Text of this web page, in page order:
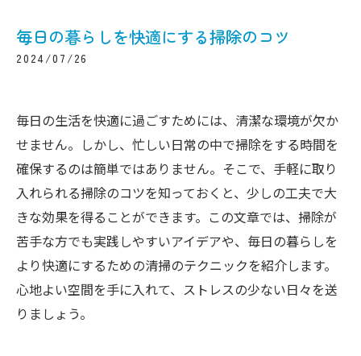
毎日の暮らしを快適にする掃除のコツ
2024/07/26
毎日の生活を快適に過ごすためには、清潔な環境が欠か
せません。しかし、忙しい日常の中で掃除をする時間を
確保するのは簡単ではありません。そこで、手軽に取り
入れられる掃除のコツを知っておくと、少しの工夫で大
きな効果を得ることができます。この文章では、掃除が
苦手な方でも実践しやすいアイデアや、毎日の暮らしを
より快適にするための清掃のテクニックを紹介します。
心地よい空間を手に入れて、ストレスの少ない日々を送
りましょう。